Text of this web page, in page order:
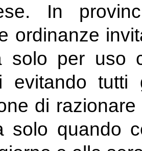
In
ordinanze
solo per uso
evitando
di
solo quando